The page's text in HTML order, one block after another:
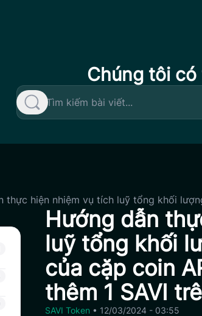
Chúng tôi
thực hiện nhiệm vụ tích luỹ tổng khối
Hướng dẫn
luỹ tổng khối
của cặp coin
thêm 1 SAVI
SAVI Token • 12/03/2024 - 03:55